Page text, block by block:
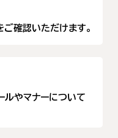
確認いただけます。
ルやマナーについて